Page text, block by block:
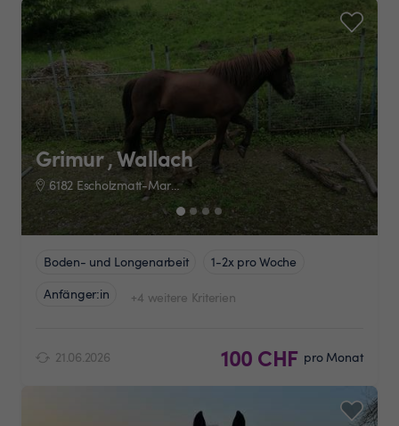
Grimur , Wallach
6182 Escholzmatt-Marbach
Boden- und Longenarbeit
1-2x pro Woche
Anfänger:in
+4 weitere Kriterien
21.06.2026 100 CHF pro Monat